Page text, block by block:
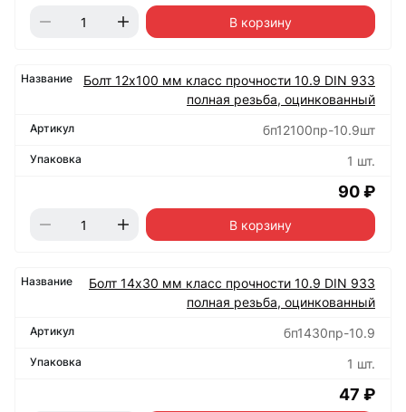
В корзину
Болт 12х100 мм класс прочности 10.9 DIN 933
полная резьба, оцинкованный
бп12100пр-10.9шт
1 шт.
90 ₽
В корзину
Болт 14х30 мм класс прочности 10.9 DIN 933
полная резьба, оцинкованный
бп1430пр-10.9
1 шт.
47 ₽